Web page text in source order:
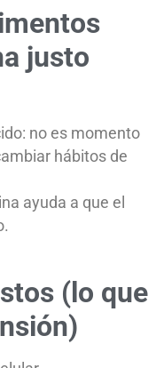
justo
no es momento
hábitos de
ayuda a que el
(lo que